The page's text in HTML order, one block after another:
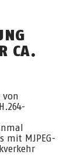
CA.
von
mit MJPEG-